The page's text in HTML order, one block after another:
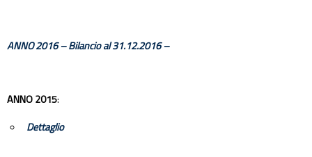
ANNO 2016 – Bilancio al 31.12.2016 –
ANNO 2015:
Dettaglio